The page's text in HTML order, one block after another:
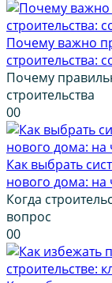
Почему важно
строительства:
Почему
строительства
00
Как выбрать
нового дома: на
Когда
вопрос
00